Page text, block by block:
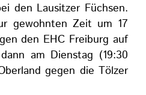
den Lausitzer Füchsen.
gewohnten Zeit um 17
den EHC Freiburg auf
am Dienstag (19:30
gegen die Tölzer